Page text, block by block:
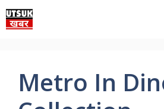
Skip
to
Metro In